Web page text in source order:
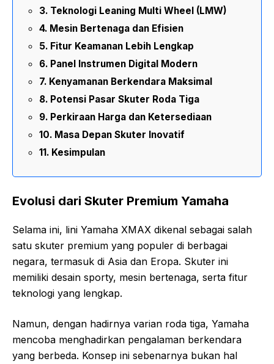
Teknologi Leaning Multi Wheel (LMW)
Mesin Bertenaga dan Efisien
Fitur Keamanan Lebih Lengkap
Panel Instrumen Digital Modern
Kenyamanan Berkendara Maksimal
Potensi Pasar Skuter Roda Tiga
Perkiraan Harga dan Ketersediaan
Masa Depan Skuter Inovatif
Kesimpulan
Evolusi dari Skuter Premium Yamaha
Selama ini, lini Yamaha XMAX dikenal sebagai salah
satu skuter premium yang populer di berbagai
negara, termasuk di Asia dan Eropa. Skuter ini
memiliki desain sporty, mesin bertenaga, serta fitur
teknologi yang lengkap.
Namun, dengan hadirnya varian roda tiga, Yamaha
mencoba menghadirkan pengalaman berkendara
yang berbeda. Konsep ini sebenarnya bukan hal